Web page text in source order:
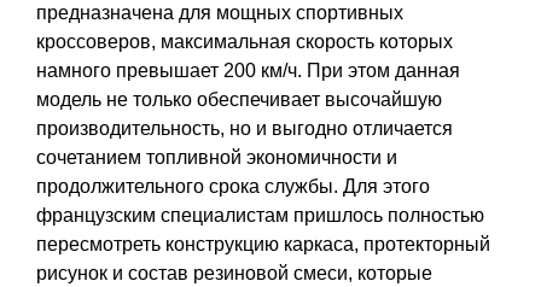
предназначена для мощных спортивных
кроссоверов, максимальная скорость которых
намного превышает 200 км/ч. При этом данная
модель не только обеспечивает высочайшую
производительность, но и выгодно отличается
сочетанием топливной экономичности и
продолжительного срока службы. Для этого
французским специалистам пришлось полностью
пересмотреть конструкцию каркаса, протекторный
рисунок и состав резиновой смеси, которые